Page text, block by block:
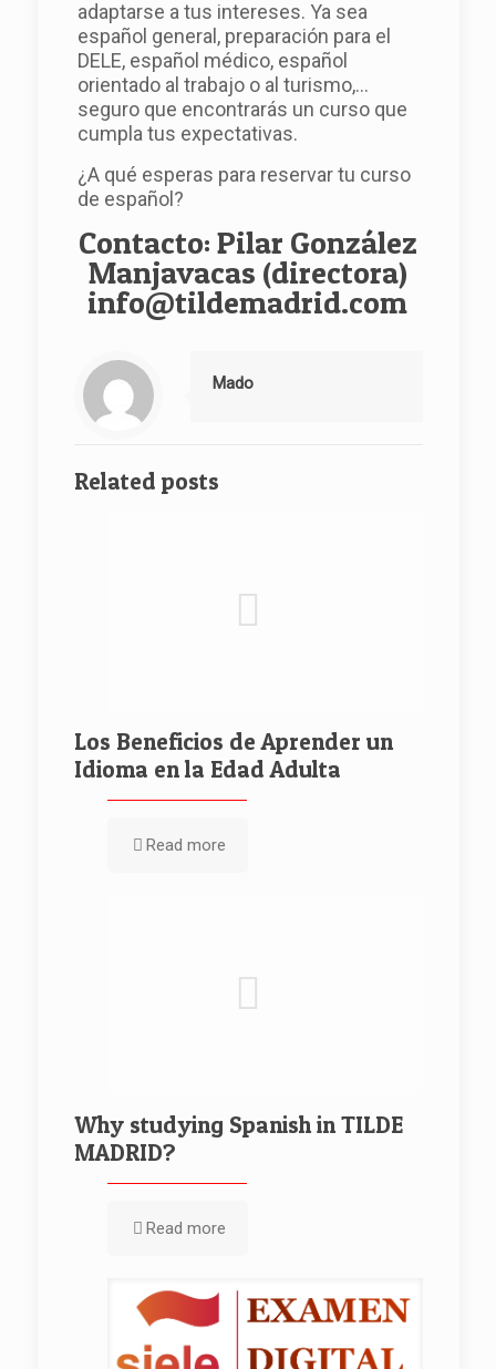
adaptarse a tus intereses. Ya sea
español general, preparación para el
DELE, español médico, español
orientado al trabajo o al turismo,…
seguro que encontrarás un curso que
cumpla tus expectativas.
¿A qué esperas para reservar tu curso
de español?
Contacto: Pilar González
Manjavacas (directora)
info@tildemadrid.com
Mado
Related posts
Los Beneficios de Aprender un
Idioma en la Edad Adulta
Read more
Why studying Spanish in TILDE
MADRID?
Read more